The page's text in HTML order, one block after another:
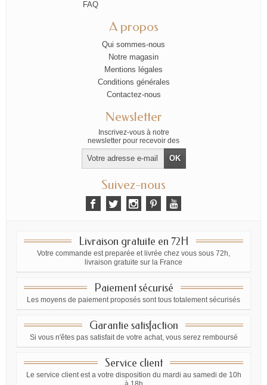
FAQ
A propos
Qui sommes-nous
Notre magasin
Mentions légales
Conditions générales
Contactez-nous
Newsletter
Inscrivez-vous à notre
newsletter pour recevoir des
offres exclusives
Suivez-nous
Livraison gratuite en 72H
Votre commande est preparée et livrée chez vous sous 72h,
livraison gratuite sur la France
Paiement sécurisé
Les moyens de paiement proposés sont tous totalement sécurisés
Garantie satisfaction
Si vous n'êtes pas satisfait de votre achat, vous serez remboursé
Service client
Le service client est a votre disposition du mardi au samedi de 10h